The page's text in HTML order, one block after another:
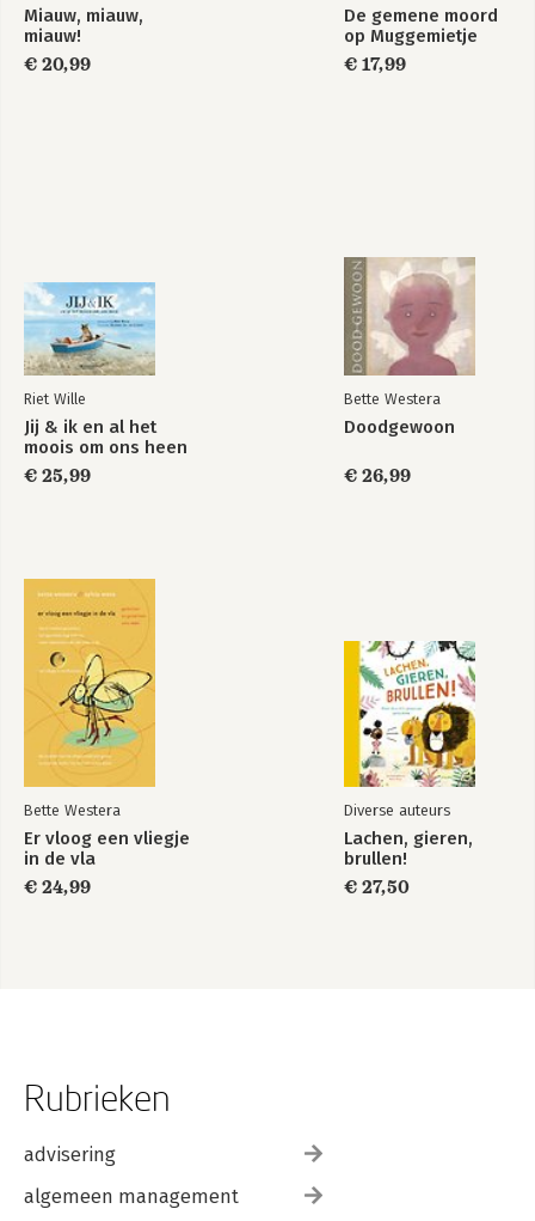
Miauw, miauw,
miauw!
€ 20,99
De gemene moord
op Muggemietje
€ 17,99
Riet Wille
Jij & ik en al het
moois om ons heen
€ 25,99
Bette Westera
Doodgewoon
€ 26,99
Bette Westera
Er vloog een vliegje
in de vla
€ 24,99
Diverse auteurs
Lachen, gieren,
brullen!
€ 27,50
Rubrieken
advisering
algemeen management